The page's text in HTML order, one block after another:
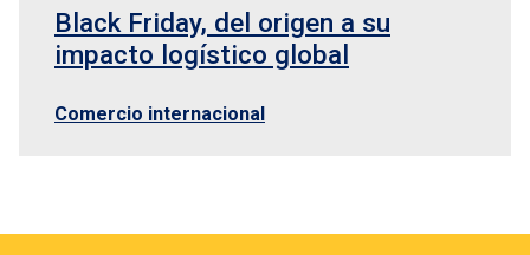
Black Friday, del origen a su
impacto logístico global
Comercio internacional